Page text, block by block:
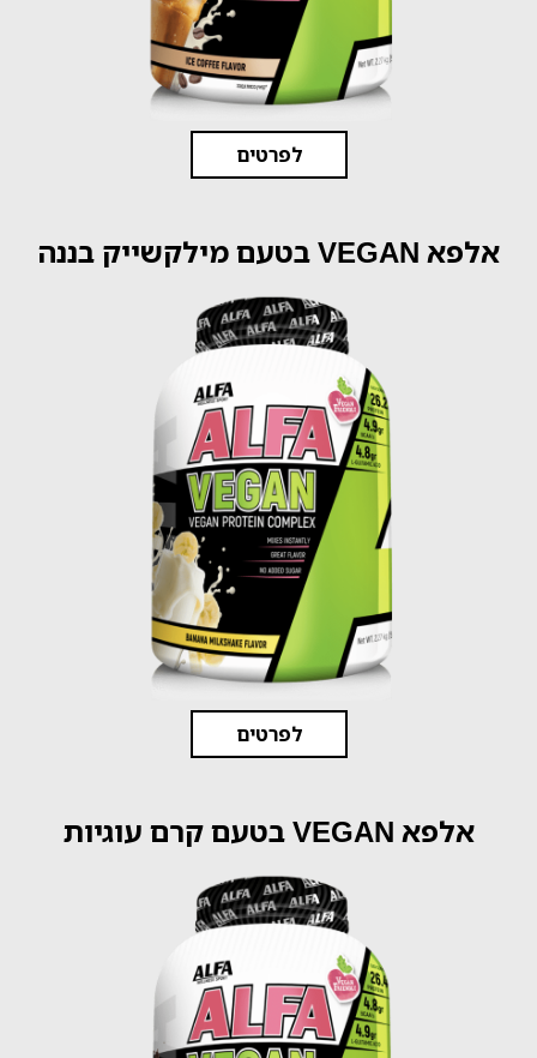
לפרטים
אלפא VEGAN בטעם מילקשייק בננה
לפרטים
אלפא VEGAN בטעם קרם עוגיות